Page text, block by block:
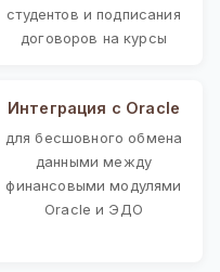
студентов и подписания
договоров на курсы
Интеграция с Oracle
для бесшовного обмена
данными между
финансовыми модулями
Oracle и ЭДО